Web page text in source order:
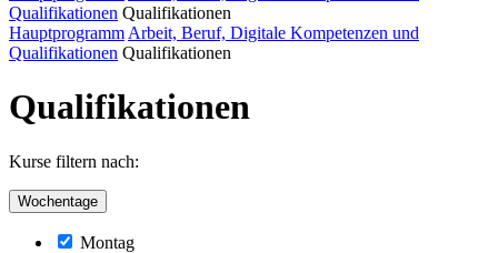
Qualifikationen Qualifikationen
Hauptprogramm Arbeit, Beruf, Digitale Kompetenzen und
Qualifikationen Qualifikationen
Qualifikationen
Kurse filtern nach:
Wochentage
Montag